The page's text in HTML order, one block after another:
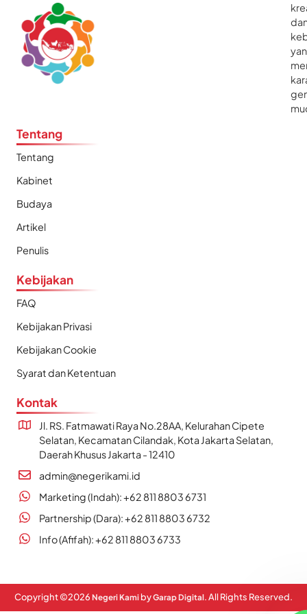
Tentang
Tentang
Kabinet
Budaya
Artikel
Penulis
Kebijakan
FAQ
Kebijakan Privasi
Kebijakan Cookie
Syarat dan Ketentuan
Kontak
Jl. RS. Fatmawati Raya No.28AA, Kelurahan Cipete
Selatan, Kecamatan Cilandak, Kota Jakarta Selatan,
Daerah Khusus Jakarta - 12410
admin@negerikami.id
Marketing (Indah): +62 811 8803 6731
Partnership (Dara): +62 811 8803 6732
Info (Afifah): +62 811 8803 6733
Copyright ©2026 Negeri Kami byGarap Digital. All Rights Reserved.